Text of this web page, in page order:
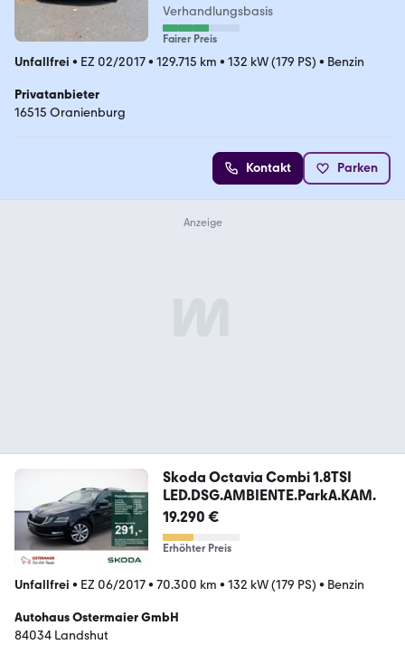
Verhandlungsbasis
Fairer Preis
Unfallfrei • EZ 02/2017• 129.715 km • 132 kW (179 PS) • Benzin
Privatanbieter
16515 Oranienburg
Kontakt Parken
Skoda Octavia Combi 1.8TSI
LED.DSG.AMBIENTE.ParkA.KAM.
19.290 €
Erhöhter Preis
Unfallfrei • EZ 06/2017• 70.300 km • 132 kW (179 PS) • Benzin
Autohaus Ostermaier GmbH
84034 Landshut